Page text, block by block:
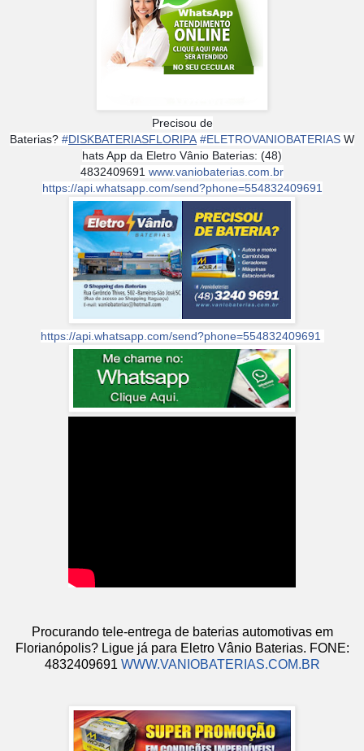
Precisou de
Baterias? #DISKBATERIASFLORIPA #ELETROVANIOBATERIAS W
hats App da Eletro Vânio Baterias: (48)
4832409691 www.vaniobaterias.com.br
https://api.whatsapp.com/send?phone=554832409691
https://api.whatsapp.com/send?phone=554832409691
Procurando tele-entrega de baterias automotivas em
Florianópolis? Ligue já para Eletro Vânio Baterias. FONE:
4832409691 WWW.VANIOBATERIAS.COM.BR